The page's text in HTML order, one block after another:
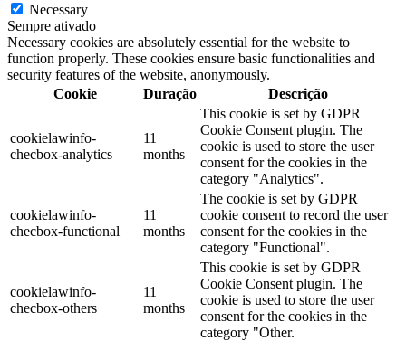
Necessary
Sempre ativado
Necessary cookies are absolutely essential for the website to
function properly. These cookies ensure basic functionalities and
security features of the website, anonymously.
Cookie
Duração Descrição
cookielawinfo-
checbox-analytics
11
months
This cookie is set by GDPR
Cookie Consent plugin. The
cookie is used to store the user
consent for the cookies in the
category "Analytics".
cookielawinfo-
checbox-functional
11
months
The cookie is set by GDPR
cookie consent to record the user
consent for the cookies in the
category "Functional".
cookielawinfo-
checbox-others
11
months
This cookie is set by GDPR
Cookie Consent plugin. The
cookie is used to store the user
consent for the cookies in the
category "Other.